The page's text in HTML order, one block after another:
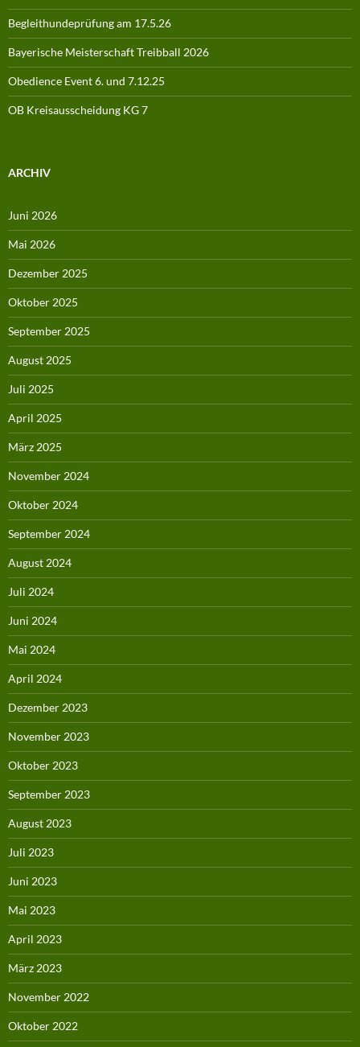
Begleithundeprüfung am 17.5.26
Bayerische Meisterschaft Treibball 2026
Obedience Event 6. und 7.12.25
OB Kreisausscheidung KG 7
ARCHIV
Juni 2026
Mai 2026
Dezember 2025
Oktober 2025
September 2025
August 2025
Juli 2025
April 2025
März 2025
November 2024
Oktober 2024
September 2024
August 2024
Juli 2024
Juni 2024
Mai 2024
April 2024
Dezember 2023
November 2023
Oktober 2023
September 2023
August 2023
Juli 2023
Juni 2023
Mai 2023
April 2023
März 2023
November 2022
Oktober 2022